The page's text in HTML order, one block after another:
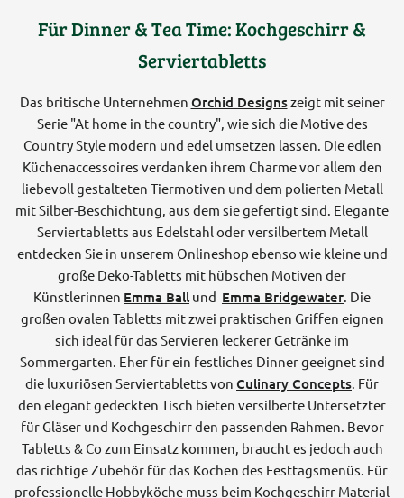
Für Dinner & Tea Time: Kochgeschirr &
Serviertabletts
Das britische Unternehmen Orchid Designszeigt mit seiner
Serie "At home in the country", wie sich die Motive des
Country Style modern und edel umsetzen lassen. Die edlen
Küchenaccessoires verdanken ihrem Charme vor allem den
liebevoll gestalteten Tiermotiven und dem polierten Metall
mit Silber-Beschichtung, aus dem sie gefertigt sind. Elegante
Serviertabletts aus Edelstahl oder versilbertem Metall
entdecken Sie in unserem Onlineshop ebenso wie kleine und
große Deko-Tabletts mit hübschen Motiven der
Künstlerinnen Emma Ball und Emma Bridgewater. Die
großen ovalen Tabletts mit zwei praktischen Griffen eignen
sich ideal für das Servieren leckerer Getränke im
Sommergarten. Eher für ein festliches Dinner geeignet sind
die luxuriösen Serviertabletts von Culinary Concepts. Für
den elegant gedeckten Tisch bieten versilberte Untersetzter
für Gläser und Kochgeschirr den passenden Rahmen. Bevor
Tabletts & Co zum Einsatz kommen, braucht es jedoch auch
das richtige Zubehör für das Kochen des Festtagsmenüs. Für
professionelle Hobbyköche muss beim Kochgeschirr Material